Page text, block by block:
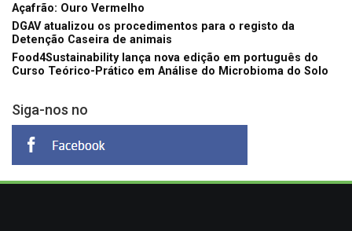
Açafrão: Ouro Vermelho
DGAV atualizou os procedimentos para o registo da
Detenção Caseira de animais
Food4Sustainability lança nova edição em português do
Curso Teórico-Prático em Análise do Microbioma do Solo
Siga-nos no